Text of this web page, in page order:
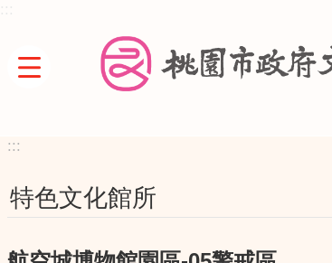
:::
特色文化館所